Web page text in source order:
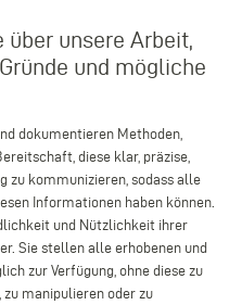
unsere Arbeit,
und mögliche
dokumentieren Methoden,
diese klar, präzise,
zu kommunizieren, sodass alle
Informationen haben können.
und Nützlichkeit ihrer
Sie stellen alle erhobenen und
zur Verfügung, ohne diese zu
manipulieren oder zu